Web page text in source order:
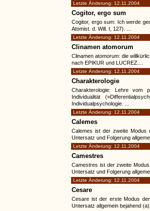
Letzte Änderung: 12.11.2004
Cogitor, ergo sum
Cogitor, ergo sum: Ich werde
Atomist. d. Will. I, 127). ...
Letzte Änderung: 12.11.2004
Clinamen atomorum
Clinamen atomorum: die
nach EPIKUR und LUCREZ....
Letzte Änderung: 12.11.2004
Charakterologie
Charakterologie: Lehre vom
Individualität
Individualpsychologie. ...
Letzte Änderung: 12.11.2004
Calemes
Calemes ist der zweite Modus
Untersatz und Folgerung
Letzte Änderung: 12.11.2004
Camestres
Camestres ist der zweite
Untersatz und Folgerung
Letzte Änderung: 12.11.2004
Cesare
Cesare ist der erste Modus
Untersatz allgemein bejahend